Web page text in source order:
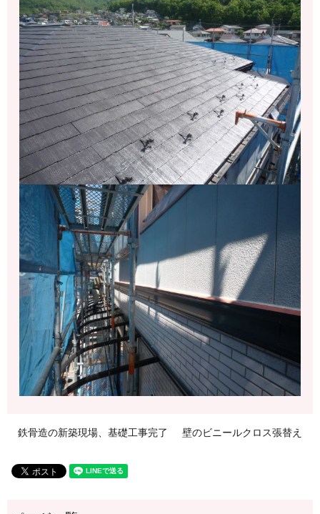
鉄骨造の新築現場、基礎工事完了 壁のビニールクロス張替え